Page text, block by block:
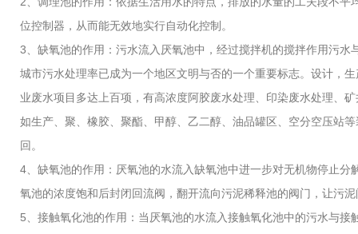
位控制器，从而能无效地实行自动化控制。
3、缺氧池的作用：污水流入厌氧池中，经过搅拌机的搅拌作用污
城市污水处理率已成为一个地区文明与否的一个重要标志。设计，
业废水项目多达上百项，有高浓度阿胶废水处理、印染废水处理、
如生产、聚、橡胶、聚酯、甲醇、乙二醇、油品罐区、空分空压站
回。
4、缺氧池的作用：厌氧池的水流入缺氧池中进一步对无机物停止
氧池的浓度饱和后封闭回流阀，翻开流向污泥稀释池的阀门，让污
5、接触氧化池的作用：当厌氧池的水流入接触氧化池中的污水与